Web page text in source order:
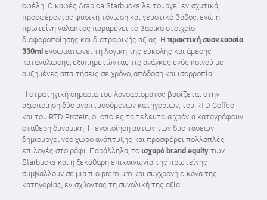
οφέλη. Ο καφές Arabica Starbucks λειτουργεί ενισχυτικά,
προσφέροντας φυσική τόνωση και γευστικό βάθος, ενώ η
πρωτεΐνη γάλακτος παραμένει το βασικό στοιχείο
διαφοροποίησης και διατροφικής αξίας. Η πρακτική συσκευασία
330ml ενσωματώνει τη λογική της εύκολης και άμεσης
κατανάλωσης, εξυπηρετώντας τις ανάγκες ενός κοινού με
αυξημένες απαιτήσεις σε χρόνο, απόδοση και ισορροπία.
Η στρατηγική σημασία του λανσαρίσματος βασίζεται στην
αξιοποίηση δύο αναπτυσσόμενων κατηγοριών, του RTD Coffee
και του RTD Protein, οι οποίες τα τελευταία χρόνια καταγράφουν
σταθερή δυναμική. Η ενοποίηση αυτών των δύο τάσεων
δημιουργεί νέο χώρο ανάπτυξης και προσφέρει πολλαπλές
επιλογές στο ράφι. Παράλληλα, το ισχυρό brand equityτων
Starbucks και η ξεκάθαρη επικοινωνία της πρωτεΐνης
συμβάλλουν σε μια πιο premium και σύγχρονη εικόνα της
κατηγορίας, ενισχύοντας τη συνολική της αξία.